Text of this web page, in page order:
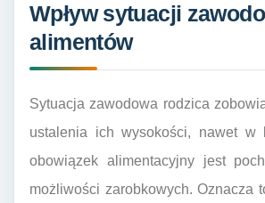
Wpływ sytuacji
alimentów
Sytuacja zawodowa rodzica
ustalenia ich wysokości, nawet w
obowiązek alimentacyjny jest
możliwości zarobkowych. Oznacza